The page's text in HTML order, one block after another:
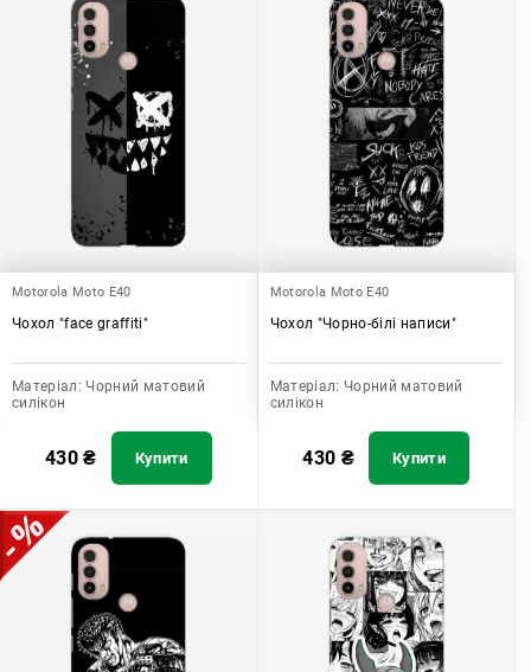
Motorola Moto E40
Чохол "face graffiti"
Матеріал: Чорний матовий
силікон
430₴ Купити
Motorola Moto E40
Чохол "Чорно-білі написи"
Матеріал: Чорний матовий
силікон
430 ₴ Купити